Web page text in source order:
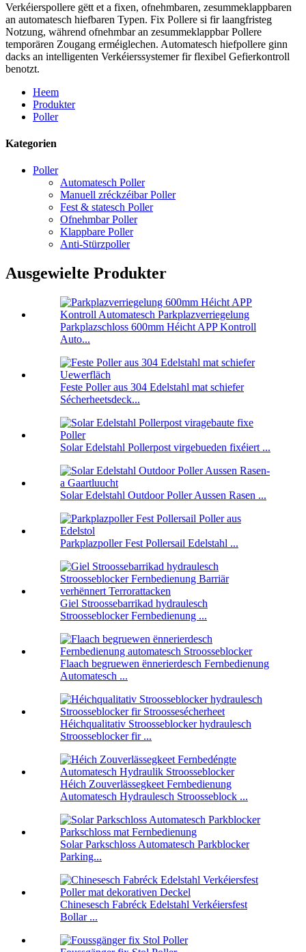
Verkéierspollere gëtt et a fixen, ofnehmbaren, zesummeklappbaren
an automatesch hiefbaren Typen. Fix Pollere si fir laangfristeg
Notzung, während ofnehmbar an zesummeklappbar Pollere
temporären Zougang erméiglechen. Automatesch hiefpollere ginn
dacks an intelligenten Verkéierssystemer fir flexibel Gefierkontroll
benotzt.
Heem
Produkter
Poller
Kategorien
Poller
Automatesch Poller
Manuell zréckzéibar Poller
Fest & statesch Poller
Ofnehmbar Poller
Klappbare Poller
Anti-Stürzpoller
Ausgewielte Produkter
Parkplazschloss 600mm Héicht APP Kontroll
Auto...
Feste Poller aus 304 Edelstahl mat schiefer
Sécherheetsdeck...
Solar Edelstahl Pollerpost virgebueden fixéiert ...
Solar Edelstahl Outdoor Poller Aussen Rasen ...
Parkplazpoller Fest Pollersail Edelstahl ...
Giel Stroossebarrikad hydraulesch
Stroosseblocker Fernbedienung ...
Flaach begruewen ënnerierdesch Fernbedienung
Automatesch ...
Héichqualitativ Stroosseblocker hydraulesch
Stroosseblocker fir ...
Héich Zouverlässegkeet Fernbedienung
Automatesch Hydraulesch Stroosseblock ...
Solar Parkschloss Automatesch Parkblocker
Parking...
Chinesesch Fabréck Edelstahl Verkéiersfest
Bollar ...